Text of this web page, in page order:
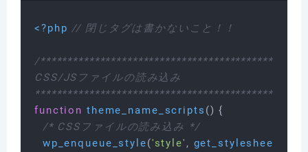
<?php // 閉じタグは書かないこと！！
/
CSS/JSファイルの読み込み
function theme_name_scripts () {
/* CSSファイルの読み込み */
wp_enqueue_style('style' , get_stylesheet_uri